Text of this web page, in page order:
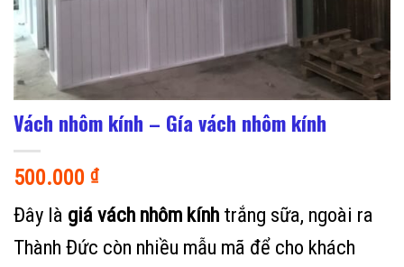
Vách nhôm kính – Gía vách nhôm kính
500.000 ₫
Đây là giá vách nhôm kính trắng sữa, ngoài ra
Thành Đức còn nhiều mẫu mã để cho khách